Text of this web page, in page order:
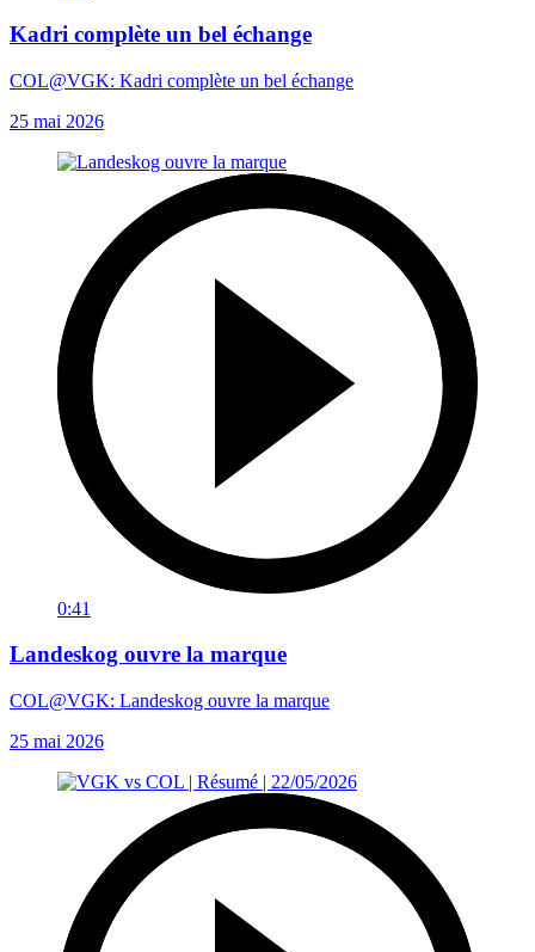
Kadri complète un bel échange
COL@VGK: Kadri complète un bel échange
25 mai 2026
0:41
Landeskog ouvre la marque
COL@VGK: Landeskog ouvre la marque
25 mai 2026